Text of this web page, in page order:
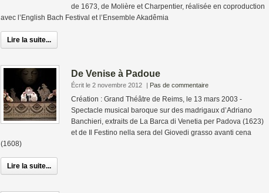
de 1673, de Molière et Charpentier, réalisée en coproduction
avec l’English Bach Festival et l’Ensemble Akadêmia
Lire la suite...
De Venise à Padoue
Écrit le 2 novembre 2012 | Pas de commentaire
Création : Grand Théâtre de Reims, le 13 mars 2003 -
Spectacle musical baroque sur des madrigaux d’Adriano
Banchieri, extraits de La Barca di Venetia per Padova (1623)
et de Il Festino nella sera del Giovedi grasso avanti cena
(1608)
Lire la suite...